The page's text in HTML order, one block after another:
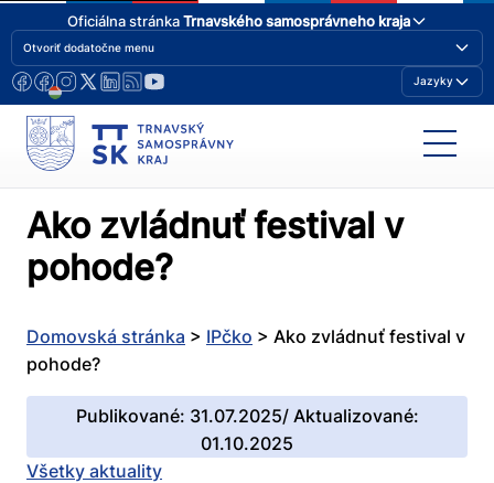
Oficiálna stránkaTrnavského samosprávneho kraja
Otvoriť dodatočne menu
Jazyky
Ako zvládnuť festival v
pohode?
Domovská stránka > IPčko > Ako zvládnuť festival v
pohode?
Publikované: 31.07.2025/ Aktualizované:
01.10.2025
Všetky aktuality